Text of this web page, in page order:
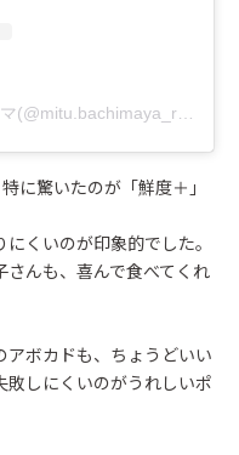
驚いたのが「鮮度＋」
くいのが印象的でした。
んも、喜んで食べてくれ
アボカドも、ちょうどいい
敗しにくいのがうれしいポ